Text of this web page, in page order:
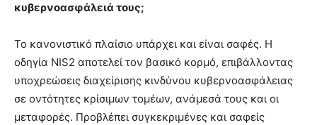
κυβερνοασφάλειά τους;
Το κανονιστικό πλαίσιο υπάρχει και είναι σαφές. Η
οδηγία NIS2 αποτελεί τον βασικό κορμό, επιβάλλοντας
υποχρεώσεις διαχείρισης κινδύνου κυβερνοασφάλειας
σε οντότητες κρίσιμων τομέων, ανάμεσά τους και οι
μεταφορές. Προβλέπει συγκεκριμένες και σαφείς